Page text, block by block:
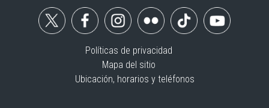
Políticas de privacidad
Mapa del sitio
Ubicación, horarios y teléfonos